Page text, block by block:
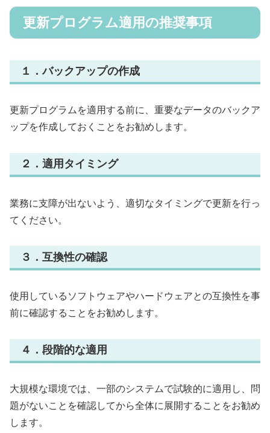
更新プログラム適用の推奨事項
１．バックアップの作成
更新プログラムを適用する前に、重要なデータのバックア
ップを作成しておくことをお勧めします。
２． 適用タイミング
業務に支障が出ないよう、適切なタイミングで更新を行っ
てください。
３． 互換性の確認
使用しているソフトウェアやハードウェアとの互換性を事
前に確認することをお勧めします。
４． 段階的な適用
大規模な環境では、一部のシステムで試験的に適用し、問
題がないことを確認してから全体に展開することをお勧め
します。